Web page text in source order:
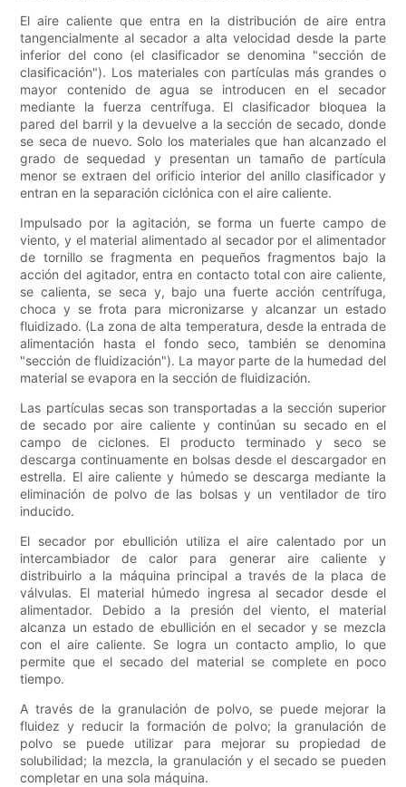
El aire caliente que entra en la distribución de aire entra
tangencialmente al secador a alta velocidad desde la parte
inferior del cono (el clasificador se denomina "sección de
clasificación"). Los materiales con partículas más grandes o
mayor contenido de agua se introducen en el secador
mediante la fuerza centrífuga. El clasificador bloquea la
pared del barril y la devuelve a la sección de secado, donde
se seca de nuevo. Solo los materiales que han alcanzado el
grado de sequedad y presentan un tamaño de partícula
menor se extraen del orificio interior del anillo clasificador y
entran en la separación ciclónica con el aire caliente.
Impulsado por la agitación, se forma un fuerte campo de
viento, y el material alimentado al secador por el alimentador
de tornillo se fragmenta en pequeños fragmentos bajo la
acción del agitador, entra en contacto total con aire caliente,
se calienta, se seca y, bajo una fuerte acción centrífuga,
choca y se frota para micronizarse y alcanzar un estado
fluidizado. (La zona de alta temperatura, desde la entrada de
alimentación hasta el fondo seco, también se denomina
"sección de fluidización"). La mayor parte de la humedad del
material se evapora en la sección de fluidización.
Las partículas secas son transportadas a la sección superior
de secado por aire caliente y continúan su secado en el
campo de ciclones. El producto terminado y seco se
descarga continuamente en bolsas desde el descargador en
estrella. El aire caliente y húmedo se descarga mediante la
eliminación de polvo de las bolsas y un ventilador de tiro
inducido.
El secador por ebullición utiliza el aire calentado por un
intercambiador de calor para generar aire caliente y
distribuirlo a la máquina principal a través de la placa de
válvulas. El material húmedo ingresa al secador desde el
alimentador. Debido a la presión del viento, el material
alcanza un estado de ebullición en el secador y se mezcla
con el aire caliente. Se logra un contacto amplio, lo que
permite que el secado del material se complete en poco
tiempo.
A través de la granulación de polvo, se puede mejorar la
fluidez y reducir la formación de polvo; la granulación de
polvo se puede utilizar para mejorar su propiedad de
solubilidad; la mezcla, la granulación y el secado se pueden
completar en una sola máquina.